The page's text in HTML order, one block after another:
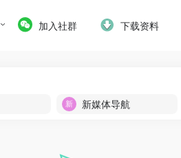
加入社群 下载资料
新媒体导航